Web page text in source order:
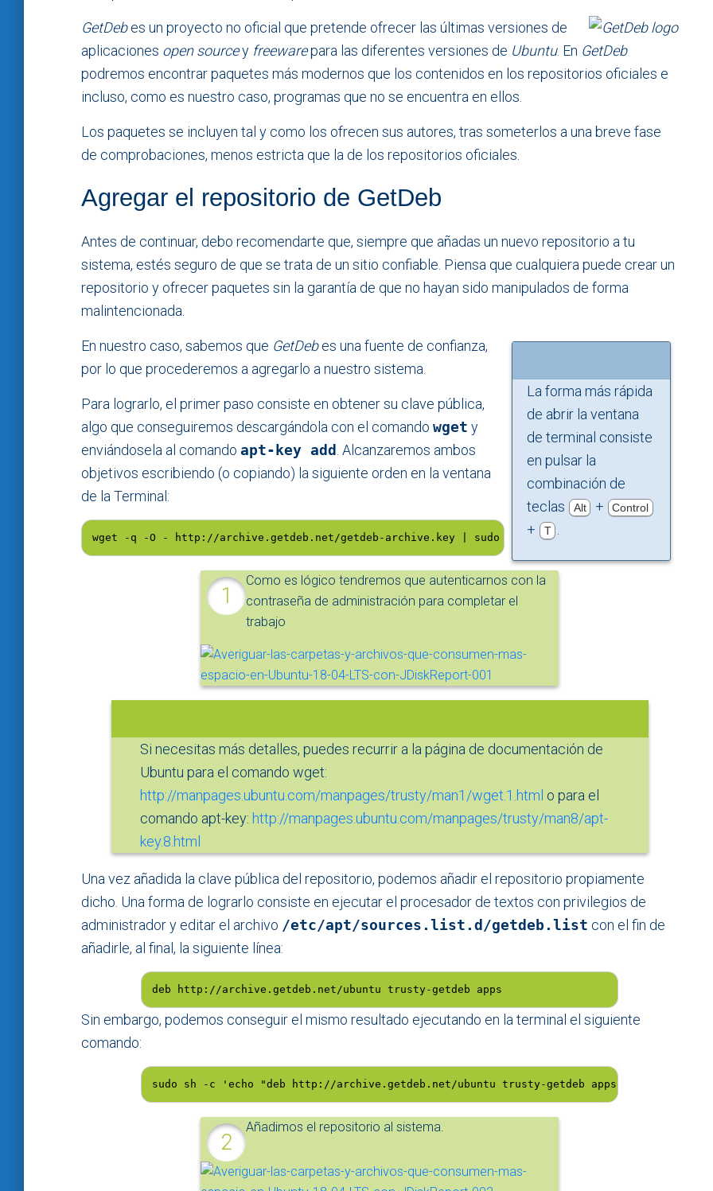
GetDebes un proyecto no oficial que pretende ofrecer las últimas versiones de
aplicaciones open sourcey freewarepara las diferentes versiones de Ubuntu. En GetDeb
podremos encontrar paquetes más modernos que los contenidos en los repositorios oficiales e
incluso, como es nuestro caso, programas que no se encuentra en ellos.
Los paquetes se incluyen tal y como los ofrecen sus autores, tras someterlos a una breve fase
de comprobaciones, menos estricta que la de los repositorios oficiales.
Agregar el repositorio de GetDeb
Antes de continuar, debo recomendarte que, siempre que añadas un nuevo repositorio a tu
sistema, estés seguro de que se trata de un sitio confiable. Piensa que cualquiera puede crear un
repositorio y ofrecer paquetes sin la garantía de que no hayan sido manipulados de forma
malintencionada.
La forma más rápida
de abrir la ventana
de terminal consiste
en pulsar la
combinación de
teclas
Alt + Control
+ T
En nuestro caso, sabemos que GetDebes una fuente de confianza,
por lo que procederemos a agregarlo a nuestro sistema.
Para lograrlo, el primer paso consiste en obtener su clave pública,
algo que conseguiremos descargándola con el comando wget y
enviándosela al comando apt-key add . Alcanzaremos ambos
objetivos escribiendo (o copiando) la siguiente orden en la ventana
de la Terminal:
wget -q -O - http://archive.getdeb.net/getdeb-archive.key | sudo apt-key add -
Como es lógico tendremos que autenticarnos con la
contraseña de administración para completar el
trabajo
Si necesitas más detalles, puedes recurrir a la página de documentación de
Ubuntu para el comando wget:
http://manpages.ubuntu.com/manpages/trusty/man1/wget.1.html o para el
comando apt-key: http://manpages.ubuntu.com/manpages/trusty/man8/apt-
key.8.html
Una vez añadida la clave pública del repositorio, podemos añadir el repositorio propiamente
dicho. Una forma de lograrlo consiste en ejecutar el procesador de textos con privilegios de
administrador y editar el archivo /etc/apt/sources.list.d/getdeb.list con el fin de
añadirle, al final, la siguiente línea:
deb http://archive.getdeb.net/ubuntu trusty-getdeb apps
Sin embargo, podemos conseguir el mismo resultado ejecutando en la terminal el siguiente
comando:
sudo sh -c 'echo "deb http://archive.getdeb.net/ubuntu trusty-getdeb apps" >> /etc/
Añadimos el repositorio al sistema.